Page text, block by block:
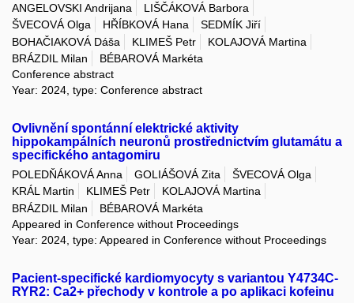
ANGELOVSKI Andrijana
LIŠČÁKOVÁ Barbora
ŠVECOVÁ Olga
HŘÍBKOVÁ Hana
SEDMÍK Jiří
BOHAČIAKOVÁ Dáša
KLIMEŠ Petr
KOLAJOVÁ Martina
BRÁZDIL Milan
BÉBAROVÁ Markéta
Conference abstract
Year: 2024, type: Conference abstract
Ovlivnění spontánní elektrické aktivity
hippokampálních neuronů prostřednictvím glutamátu a
specifického antagomiru
POLEDŇÁKOVÁ Anna GOLIÁŠOVÁ Zita
ŠVECOVÁ Olga
KRÁL Martin
KLIMEŠ Petr
KOLAJOVÁ Martina
BRÁZDIL Milan
BÉBAROVÁ Markéta
Appeared in Conference without Proceedings
Year: 2024, type: Appeared in Conference without Proceedings
Pacient-specifické kardiomyocyty s variantou Y4734C-
RYR2: Ca2+ přechody v kontrole a po aplikaci kofeinu